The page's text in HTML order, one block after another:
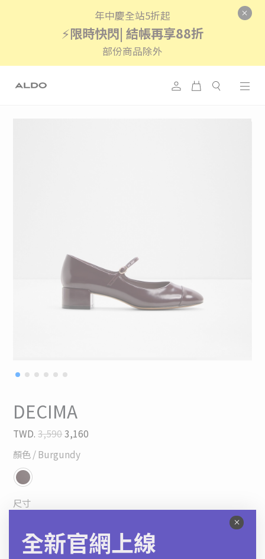
年中慶全站5折起
⚡限時快閃| 結帳再享88折
部份商品除外
全新官網上線
DECIMA
TWD. 3,5903,160
顏色/ Burgundy
尺寸
*限時快閃 | 結帳再享88折